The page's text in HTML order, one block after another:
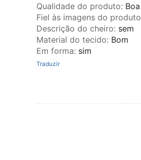
Qualidade do produto: Boa
Fiel às imagens do produto
Descrição do cheiro: sem
Material do tecido: Bom
Em forma: sim
Traduzir